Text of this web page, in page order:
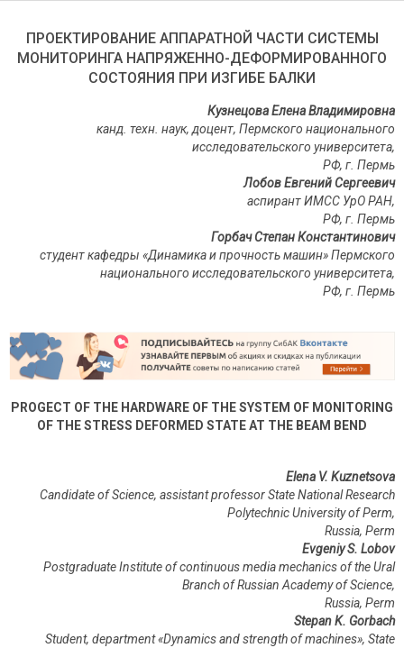
ПРОЕКТИРОВАНИЕ АППАРАТНОЙ ЧАСТИ СИСТЕМЫ
МОНИТОРИНГА НАПРЯЖЕННО-ДЕФОРМИРОВАННОГО
СОСТОЯНИЯ ПРИ ИЗГИБЕ БАЛКИ
Кузнецова Елена Владимировна
канд. техн. наук, доцент, Пермского национального
исследовательского университета,
РФ, г. Пермь
Лобов Евгений Сергеевич
аспирант ИМСС УрО РАН,
РФ, г. Пермь
Горбач Степан Константинович
студент кафедры «Динамика и прочность машин» Пермского
национального исследовательского университета,
РФ, г. Пермь
PROGEСT OF THE HARDWARE OF THE SYSTEM OF MONITORING
OF THE STRESS DEFORMED STATE AT THE BEAM BEND
Elena V. Kuznetsova
Candidate of Science, assistant professorState National Research
Polytechnic University of Perm,
Russia, Perm
Evgeniy S. Lobov
PostgraduateInstitute of continuous media mechanics of the Ural
Branch of Russian Academy of Science,
Russia, Perm
Stepan K. Gorbach
Student, department «Dynamics and strength of machines», State